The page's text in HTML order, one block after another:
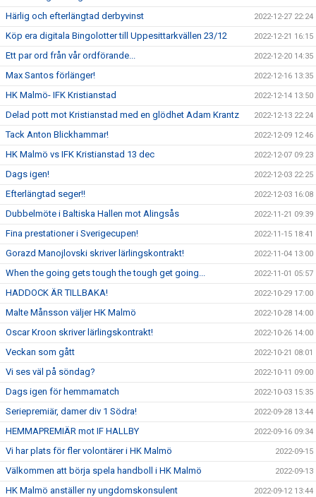
Härlig och efterlängtad derbyvinst 2022-12-27 22:24
Köp era digitala Bingolotter till Uppesittarkvällen 23/12 2022-12-21 16:15
Ett par ord från vår ordförande... 2022-12-20 14:35
Max Santos förlänger! 2022-12-16 13:35
HK Malmö- IFK Kristianstad 2022-12-14 13:50
Delad pott mot Kristianstad med en glödhet Adam Krantz 2022-12-13 22:24
Tack Anton Blickhammar! 2022-12-09 12:46
HK Malmö vs IFK Kristianstad 13 dec 2022-12-07 09:23
Dags igen! 2022-12-03 22:25
Efterlängtad seger!! 2022-12-03 16:08
Dubbelmöte i Baltiska Hallen mot Alingsås 2022-11-21 09:39
Fina prestationer i Sverigecupen! 2022-11-15 18:41
Gorazd Manojlovski skriver lärlingskontrakt! 2022-11-04 13:00
When the going gets tough the tough get going... 2022-11-01 05:57
HADDOCK ÄR TILLBAKA! 2022-10-29 17:00
Malte Månsson väljer HK Malmö 2022-10-28 14:00
Oscar Kroon skriver lärlingskontrakt! 2022-10-26 14:00
Veckan som gått 2022-10-21 08:01
Vi ses väl på söndag? 2022-10-11 09:00
Dags igen för hemmamatch 2022-10-03 15:35
Seriepremiär, damer div 1 Södra! 2022-09-28 13:44
HEMMAPREMIÄR mot IF HALLBY 2022-09-16 09:34
Vi har plats för fler volontärer i HK Malmö 2022-09-15
Välkommen att börja spela handboll i HK Malmö 2022-09-13
HK Malmö anställer ny ungdomskonsulent 2022-09-12 13:44